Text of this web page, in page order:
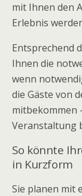
mit Ihnen den
Erlebnis
Entsprechend
Ihnen die
wenn
die Gäste von
mitbekommen
Veranstaltung
So könnte
in Kurzform
Sie planen mit